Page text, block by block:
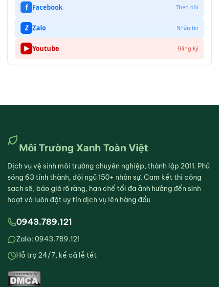
f Facebook Theo dõi
Z Zalo Nhắn tin
▶ Youtube Đăng ký
Môi Trường Xanh Toàn Việt
Dịch vụ vệ sinh môi trường chuyên nghiệp, thành lập 2011. Phủ
sóng 63 tỉnh thành, đội ngũ 150+ nhân sự. Cam kết thi công
sạch sẽ, báo giá rõ ràng, hạn chế tối đa ảnh hưởng đến sinh
hoạt và luôn đặt uy tín dịch vụ lên hàng đầu
0943.789.121
Zalo: 0943.789.121
Hỗ trợ 24/7, kể cả lễ tết